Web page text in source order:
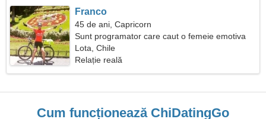
Franco
45 de ani, Capricorn
Sunt programator care caut o femeie emotiva
Lota, Chile
Relație reală
Cum funcționează ChiDatingGo